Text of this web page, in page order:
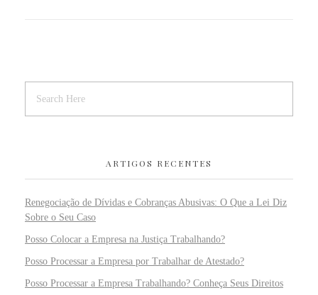
ARTIGOS RECENTES
Renegociação de Dívidas e Cobranças Abusivas: O Que a Lei Diz
Sobre o Seu Caso
Posso Colocar a Empresa na Justiça Trabalhando?
Posso Processar a Empresa por Trabalhar de Atestado?
Posso Processar a Empresa Trabalhando? Conheça Seus Direitos